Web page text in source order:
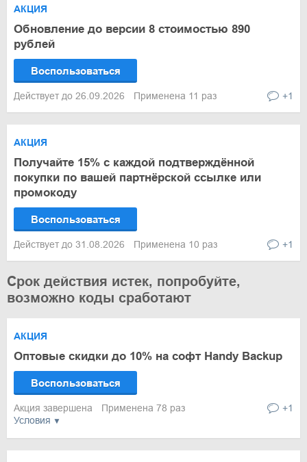
АКЦИЯ
Обновление до версии 8 стоимостью 890
рублей
Воспользоваться
Действует до 26.09.2026 Применена 11 раз +1
АКЦИЯ
Получайте 15% с каждой подтверждённой
покупки по вашей партнёрской ссылке или
промокоду
Воспользоваться
Действует до 31.08.2026 Применена 10 раз +1
Срок действия истек, попробуйте,
возможно коды сработают
Условия
АКЦИЯ
Оптовые скидки до 10% на софт Handy Backup
Воспользоваться
Акция завершена Применена 78 раз +1